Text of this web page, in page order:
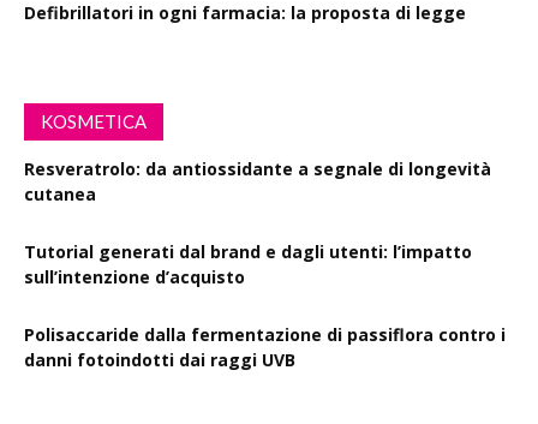
Defibrillatori in ogni farmacia: la proposta di legge
KOSMETICA
Resveratrolo: da antiossidante a segnale di longevità
cutanea
Tutorial generati dal brand e dagli utenti: l’impatto
sull’intenzione d’acquisto
Polisaccaride dalla fermentazione di passiflora contro i
danni fotoindotti dai raggi UVB